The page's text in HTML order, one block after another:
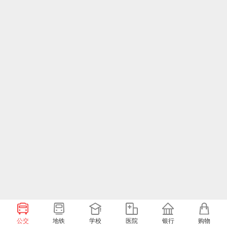
公交 地铁 学校 医院 银行 购物